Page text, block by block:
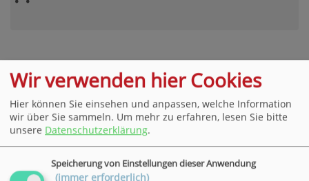
Bleiben Sie stets per E-Mail über exklusive
Angebote und Highlights rund um die VHS
informiert.
Wir verwenden hier Cookies
Hier können Sie einsehen und anpassen, welche Information
wir über Sie sammeln. Um mehr zu erfahren, lesen Sie bitte
unsere Datenschutzerklärung.
Speicherung von Einstellungen dieser Anwendung
(immer erforderlich)